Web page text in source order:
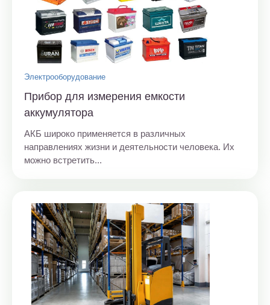
Электрооборудование
Прибор для измерения емкости
аккумулятора
АКБ широко применяется в различных
направлениях жизни и деятельности человека. Их
можно встретить...